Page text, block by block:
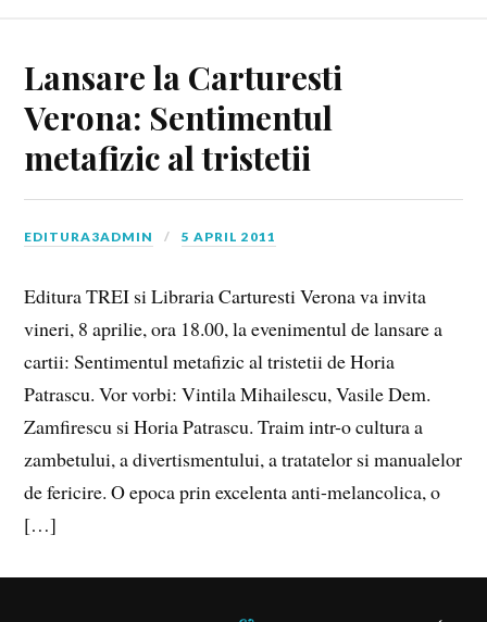
Lansare la Carturesti
Verona: Sentimentul
metafizic al tristetii
EDITURA3ADMIN 5 APRIL 2011
Editura TREI si Libraria Carturesti Verona va invita
vineri, 8 aprilie, ora 18.00, la evenimentul de lansare a
cartii: Sentimentul metafizic al tristetii de Horia
Patrascu. Vor vorbi: Vintila Mihailescu, Vasile Dem.
Zamfirescu si Horia Patrascu. Traim intr-o cultura a
zambetului, a divertismentului, a tratatelor si manualelor
de fericire. O epoca prin excelenta anti-melancolica, o
[…]